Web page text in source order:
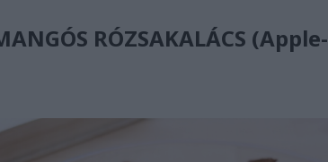
RÓZSAKALÁCS (Apple-